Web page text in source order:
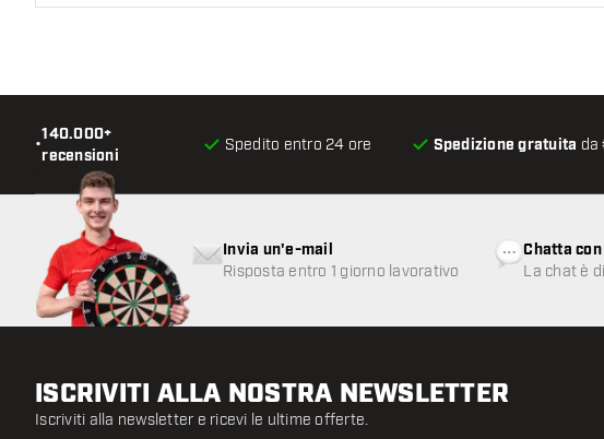
•
140.000+
recensioni
Spedito entro 24 ore Spedizione gratuita da
Invia un'e-mail
Risposta entro 1 giorno lavorativo
Chatta
La chat è
ISCRIVITI ALLA NOSTRA NEWSLETTER
Iscriviti alla newsletter e ricevi le ultime offerte.